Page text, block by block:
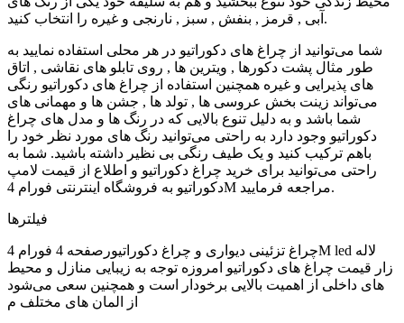
آبی , قرمز , بنفش , سبز , نارنجی و غیره را انتخاب کنید.
شما می‌توانید از چراغ های دکوراتیو در هر محلی استفاده نمایید به
طور مثال پشت دکورها , ویترین ها , روی تابلو های نقاشی , اتاق
های پذیرایی و غیره همچنین استفاده از چراغ های دکوراتیو رنگی
می‌تواند زینت بخش عروسی ها , تولد ها , جشن ها و مهمانی های
شما باشد و به دلیل تنوع بالایی که در رنگ ها و مدل های چراغ
دکوراتیو وجود دارد به راحتی می‌توانید رنگ های مورد نظر خود را
باهم ترکیب کنید و یک طیف رنگی بی نظیر داشته باشید. شما به
راحتی می‌توانید برای خرید چراغ دکوراتیو و اطلاع از قیمت لامپ
دکوراتیو به فروشگاه اینترنتی فورام 4M مراجعه فرمایید.
فیلترها
چراغ تزئینی دیواری و چراغ دکوراتیورصفحه 4 فورام 4M led لاله
زار قیمت چراغ های دکوراتیو امروزه توجه به زیبایی منازل و محیط
های داخلی از اهمیت بالایی برخودار است و همچنین سعی می‌شود
از المان های مختلف م